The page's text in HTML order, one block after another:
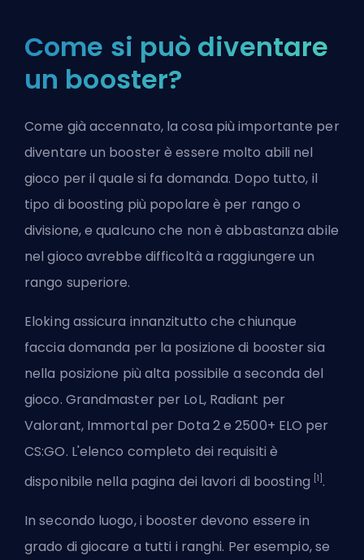
Come si può diventare
un booster?
Come già accennato, la cosa più importante per
diventare un booster è essere molto abili nel
gioco per il quale si fa domanda. Dopo tutto, il
tipo di boosting più popolare è per rango o
divisione, e qualcuno che non è abbastanza abile
nel gioco avrebbe difficoltà a raggiungere un
rango superiore.
Eloking assicura innanzitutto che chiunque
faccia domanda per la posizione di booster sia
nella posizione più alta possibile a seconda del
gioco. Grandmaster per LoL, Radiant per
Valorant, Immortal per Dota 2 e 2500+ ELO per
CS:GO. L'elenco completo dei requisiti è
disponibile nella pagina dei lavori di boosting [1] .
In secondo luogo, i booster devono essere in
grado di giocare a tutti i ranghi. Per esempio, se